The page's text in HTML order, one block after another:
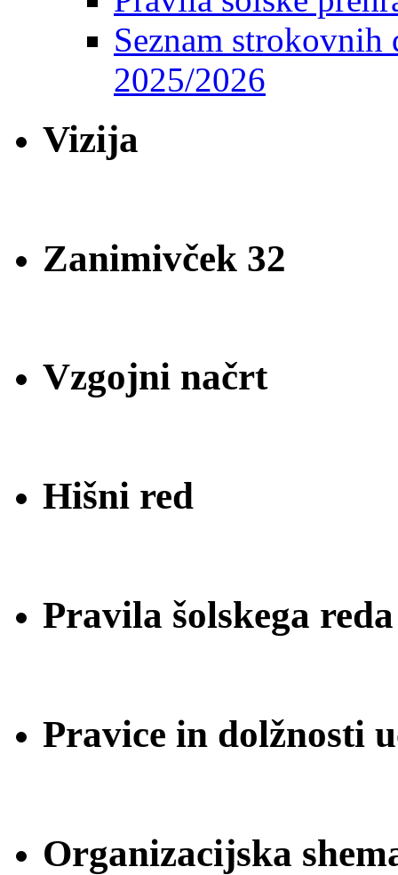
Seznam
2025/2026
Vizija
Zanimivček 32
Vzgojni načrt
Hišni red
Pravila šolskega reda
Pravice in dolžnosti
Organizacijska